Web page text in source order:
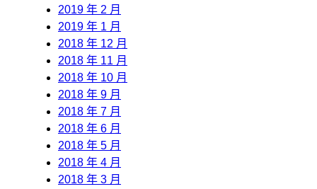
2019 年 2 月
2019 年 1 月
2018 年 12 月
2018 年 11 月
2018 年 10 月
2018 年 9 月
2018 年 7 月
2018 年 6 月
2018 年 5 月
2018 年 4 月
2018 年 3 月